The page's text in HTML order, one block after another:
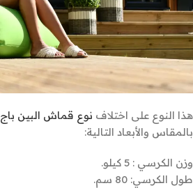
هذا النوع على اختلاف نوع قماش البين باج
بالمقاس والأبعاد التالية:
وزن الكرسي : 5 كيلو.
طول الكرسي: 80 سم.